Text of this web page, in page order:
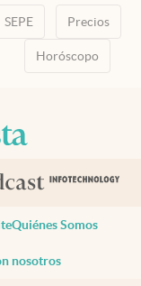
SEPE Precios
Horóscopo
pestañapestaña
en nueva pestaña
en nueva pestaña
Quiénes Somos
nosotros